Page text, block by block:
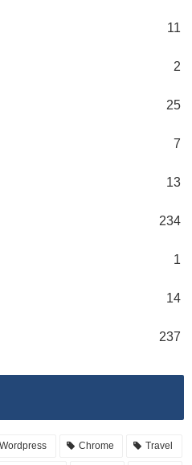
11
2
25
7
13
234
1
14
237
Wordpress Chrome Travel